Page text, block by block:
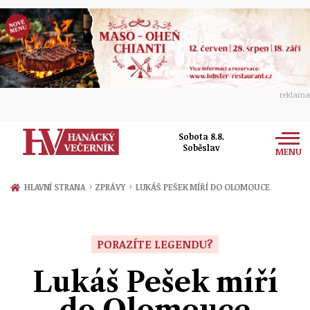
reklama
Sobota 8.8.
Soběslav
MENU
Zprávy
Přerov
Ekonomika
Hudba
Společnost
HLAVNÍ STRANA › ZPRÁVY › LUKÁŠ PEŠEK MÍŘÍ DO OLOMOUCE
PORAZÍTE LEGENDU?
Lukáš Pešek míří